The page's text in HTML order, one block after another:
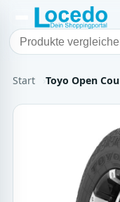
Start Toyo Open